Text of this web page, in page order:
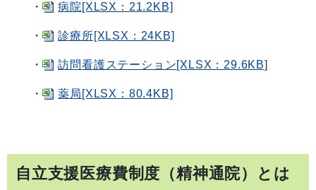
・ 病院[XLSX：21.2KB]
・ 診療所[XLSX：24KB]
・ 訪問看護ステーション[XLSX：29.6KB]
・ 薬局[XLSX：80.4KB]
自立支援医療費制度（精神通院）とは